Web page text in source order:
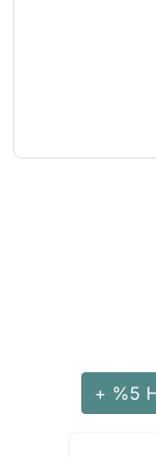
+ %5